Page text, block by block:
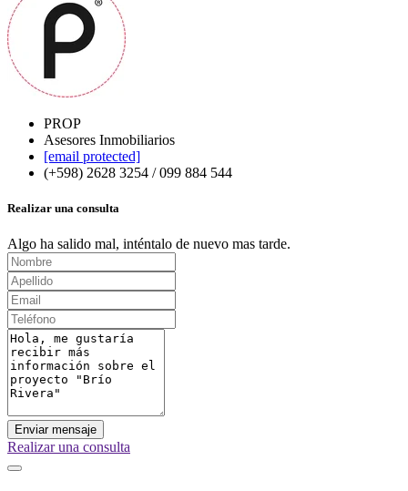
PROP
Asesores Inmobiliarios
[email protected]
(+598) 2628 3254 / 099 884 544
Realizar una consulta
Algo ha salido mal, inténtalo de nuevo mas tarde.
Enviar mensaje
Realizar una consulta